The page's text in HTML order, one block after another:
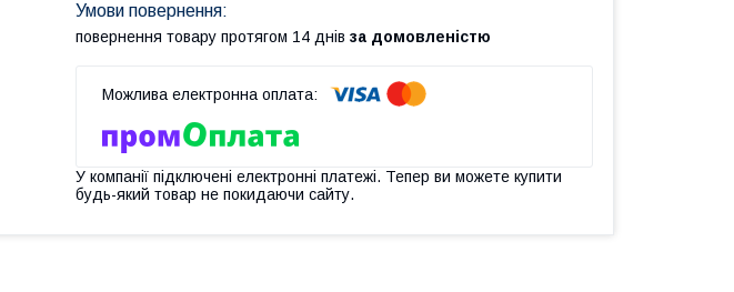
повернення товару протягом 14 днів за домовленістю
У компанії підключені електронні платежі. Тепер ви можете купити
будь-який товар не покидаючи сайту.